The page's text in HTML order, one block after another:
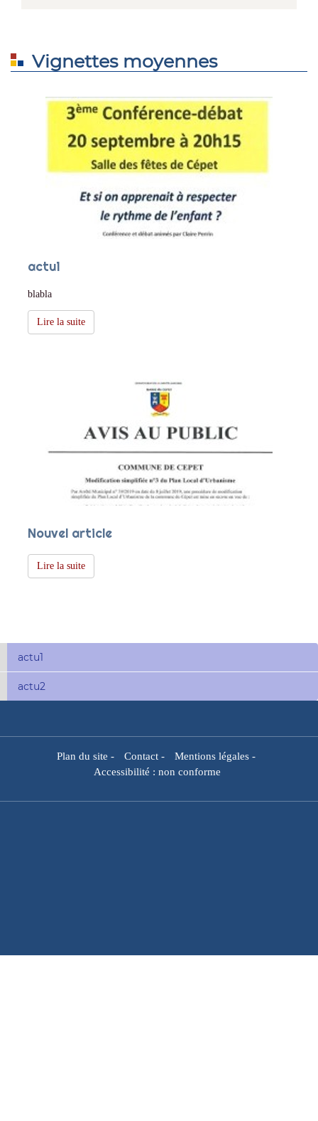
Vignettes moyennes
actu1
blabla
Lire la suite
Nouvel article
Lire la suite
actu1
actu2
Plan du site - Contact- Mentions légales-
Accessibilité : non conforme